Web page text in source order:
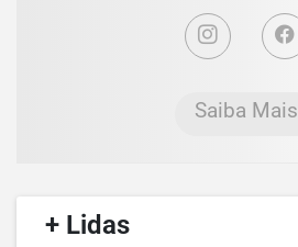
Saiba Mais
+ Lidas